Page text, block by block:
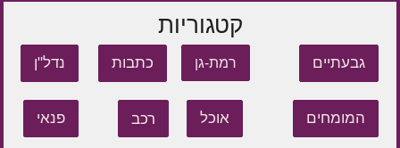
קטגוריות
גבעתיים רמת-גן כתבות נדל"ן
המומחים אוכל רכב פנאי